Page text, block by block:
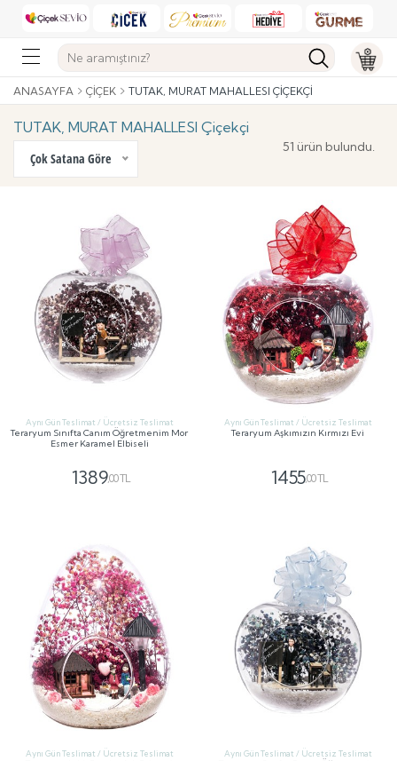
ANASAYFA ÇIÇEK TUTAK, MURAT MAHALLESI ÇIÇEKÇI
TUTAK, MURAT MAHALLESI Çiçekçi
Çok Satana Göre
51 ürün bulundu.
Aynı Gün Teslimat / Ücretsiz Teslimat
Teraryum Sınıfta Canım Öğretmenim Mor
Esmer Karamel Elbiseli
1389,00 TL
Aynı Gün Teslimat / Ücretsiz Teslimat
Teraryum Aşkımızın Kırmızı Evi
1455,00 TL
Aynı Gün Teslimat / Ücretsiz Teslimat Aynı Gün Teslimat / Ücretsiz Teslimat